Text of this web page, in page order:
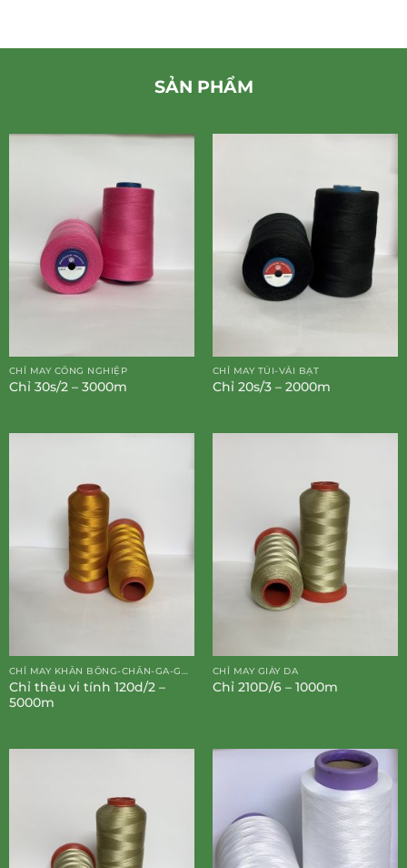
SẢN PHẨM
CHỈ MAY CÔNG NGHIỆP
Chỉ 30s/2 – 3000m
CHỈ MAY TÚI-VẢI BẠT
Chỉ 20s/3 – 2000m
CHỈ MAY KHĂN BÔNG-CHĂN-GA-GỐI-ĐỆM
Chỉ thêu vi tính 120d/2 –
5000m
CHỈ MAY GIÀY DA
Chỉ 210D/6 – 1000m